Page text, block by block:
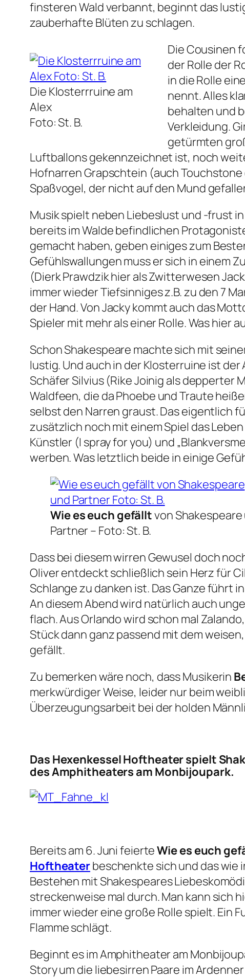
finsteren Wald verbannt, beginnt das
zauberhafte Blüten zu schlagen.
Die Klosterrruine am
Alex
Foto: St. B.
Die Cousinen
der Rolle der
in die Rolle
nennt. Alles
behalten und
Verkleidung.
getürmten
Luftballons gekennzeichnet ist, noch
Hofnarren Grapschtein (auch
Spaßvogel, der nicht auf den Mund
Musik spielt neben Liebeslust und -frust
bereits im Walde befindlichen
gemacht haben, geben einiges zum
Gefühlswallungen muss er sich in einem
(Dierk Prawdzik hier als Zwitterwesen
immer wieder Tiefsinniges z.B. zu den 7
der Hand. Von Jacky kommt auch das
Spieler mit mehr als einer Rolle. Was hier
Schon Shakespeare machte sich mit
lustig. Und auch in der Klosterruine ist
Schäfer Silvius (Rike Joinig als depperter
Waldfeen, die da Phoebe und Traute
selbst den Narren graust. Das eigentlich
zusätzlich noch mit einem Spiel das
Künstler (I spray for you) und
werben. Was letztlich beide in einige
Wie es euch gefälltvon Shakespeare
Partner – Foto: St. B.
Dass bei diesem wirren Gewusel doch
Oliver entdeckt schließlich sein Herz für
Schlange zu danken ist. Das Ganze führt
An diesem Abend wird natürlich auch
flach. Aus Orlando wird schon mal
Stück dann ganz passend mit dem
gefällt.
Zu bemerken wäre noch, dass Musikerin
merkwürdiger Weise, leider nur beim
Überzeugungsarbeit bei der holden
Das Hexenkessel Hoftheater spielt
des Amphitheaters am Monbijoupark.
Bereits am 6. Juni feierteWie es euch
Hoftheaterbeschenkte sich und das wie
Bestehen mit Shakespeares
streckenweise mal durch. Man kann sich
immer wieder eine große Rolle spielt. Ein
Flamme schlägt.
Beginnt es im Amphitheater am
Story um die liebesirren Paare im